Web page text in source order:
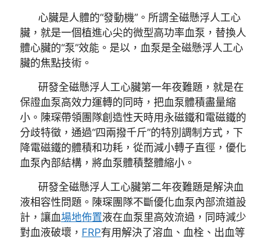
心臟是人體的“發動機”。所謂全磁懸浮人工心
臟，就是一個植進心尖的微型高功率血泵，替換人
體心臟的“泵”效能。是以，血泵是全磁懸浮人工心
臟的焦點技術。
研發全磁懸浮人工心臟第一年夜難題，就是在
保證血泵高效力運轉的同時，把血泵體積盡量縮
小。陳琛帶領團隊創造性天時用永磁鐵和電磁鐵的
分歧特徵，通過“四兩撥千斤”的特別調制方式，下
降電磁鐵的體積和功耗，從而減小轉子直徑，優化
血泵內部結構，將血泵體積整體縮小。
研發全磁懸浮人工心臟第二年夜難題是解決血
液相容性問題。陳琛團隊不斷優化血泵內部流道設
計，讓血場地佈置液在血泵里高效流過，同時減少
對血液破壞， FRP有用解決了溶血、血栓、出血等